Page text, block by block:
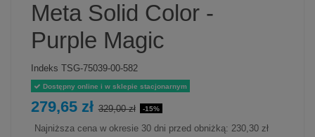
Meta Solid Color -
Purple Magic
Indeks TSG-75039-00-582
Dostępny online i w sklepie stacjonarnym
279,65 zł 329,00 zł -15%
Najniższa cena w okresie 30 dni przed obniżką: 230,30 zł